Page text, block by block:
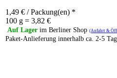
1,49 € / Packung(en) *
100 g = 3,82 €
Auf Lager im Berliner Shop (Anfahrt &
Paket-Anlieferung innerhalb ca. 2-5